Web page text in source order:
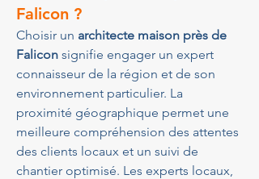
Falicon ?
Choisir un architecte maison près de
Falicon signifie engager un expert
connaisseur de la région et de son
environnement particulier. La
proximité géographique permet une
meilleure compréhension des attentes
des clients locaux et un suivi de
chantier optimisé. Les experts locaux,